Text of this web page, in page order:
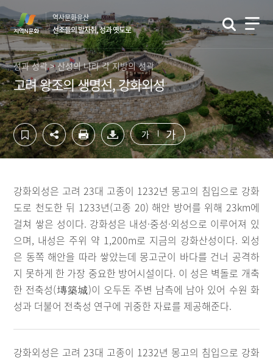
컨
텐
츠
영
역
바
로
가
기
하
단
영
역
바
로
가
기
역사문화유산
선조들의 발자취, 성과 옛도로
성과 성곽 > 산성의 나라 각 지방의 성곽
고려 왕조의 생명선, 강화외성
가 가
강화외성은 고려 23대 고종이 1232년 몽고의 침입으로 강화
도로 천도한 뒤 1233년(고종 20) 해안 방어를 위해 23km에
걸쳐 쌓은 성이다. 강화성은 내성·중성·외성으로 이루어져 있
으며, 내성은 주위 약 1,200m로 지금의 강화산성이다. 외성
은 동쪽 해안을 따라 쌓았는데 몽고군이 바다를 건너 공격하
지 못하게 한 가장 중요한 방어시설이다. 이 성은 벽돌로 개축
한 전축성(塼築城)이 오두돈 주변 남측에 남아 있어 수원 화
성과 더불어 전축성 연구에 귀중한 자료를 제공해준다.
강화외성은 고려 23대 고종이 1232년 몽고의 침입으로 강화